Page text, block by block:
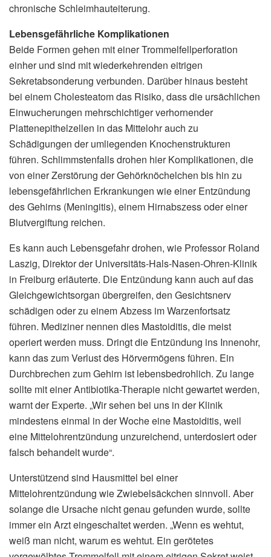
chronische Schleimhauteiterung.
Lebensgefährliche Komplikationen
Beide Formen gehen mit einer Trommelfellperforation
einher und sind mit wiederkehrenden eitrigen
Sekretabsonderung verbunden. Darüber hinaus besteht
bei einem Cholesteatom das Risiko, dass die ursächlichen
Einwucherungen mehrschichtiger verhornender
Plattenepithelzellen in das Mittelohr auch zu
Schädigungen der umliegenden Knochenstrukturen
führen. Schlimmstenfalls drohen hier Komplikationen, die
von einer Zerstörung der Gehörknöchelchen bis hin zu
lebensgefährlichen Erkrankungen wie einer Entzündung
des Gehirns (Meningitis), einem Hirnabszess oder einer
Blutvergiftung reichen.
Es kann auch Lebensgefahr drohen, wie Professor Roland
Laszig, Direktor der Universitäts-Hals-Nasen-Ohren-Klinik
in Freiburg erläuterte. Die Entzündung kann auch auf das
Gleichgewichtsorgan übergreifen, den Gesichtsnerv
schädigen oder zu einem Abzess im Warzenfortsatz
führen. Mediziner nennen dies Mastoiditis, die meist
operiert werden muss. Dringt die Entzündung ins Innenohr,
kann das zum Verlust des Hörvermögens führen. Ein
Durchbrechen zum Gehirn ist lebensbedrohlich. Zu lange
sollte mit einer Antibiotika-Therapie nicht gewartet werden,
warnt der Experte. „Wir sehen bei uns in der Klinik
mindestens einmal in der Woche eine Mastoiditis, weil
eine Mittelohrentzündung unzureichend, unterdosiert oder
falsch behandelt wurde“.
Unterstützend sind Hausmittel bei einer
Mittelohrentzündung wie Zwiebelsäckchen sinnvoll. Aber
solange die Ursache nicht genau gefunden wurde, sollte
immer ein Arzt eingeschaltet werden. „Wenn es wehtut,
weiß man nicht, warum es wehtut. Ein gerötetes